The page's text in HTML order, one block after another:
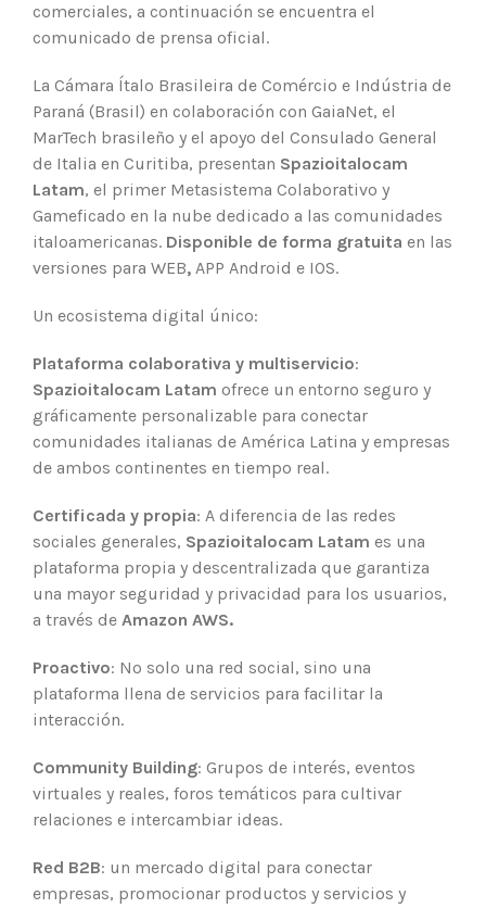
comerciales, a continuación se encuentra el
comunicado de prensa oficial.
La Cámara Ítalo Brasileira de Comércio e Indústria de
Paraná (Brasil) en colaboración con GaiaNet, el
MarTech brasileño y el apoyo del Consulado General
de Italia en Curitiba, presentan Spazioitalocam
Latam, el primer Metasistema Colaborativo y
Gameficado en la nube dedicado a las comunidades
italoamericanas. Disponible de forma gratuita en las
versiones para WEB, APP Android e IOS.
Un ecosistema digital único:
Plataforma colaborativa y multiservicio:
Spazioitalocam Latam ofrece un entorno seguro y
gráficamente personalizable para conectar
comunidades italianas de América Latina y empresas
de ambos continentes en tiempo real.
Certificada y propia: A diferencia de las redes
sociales generales, Spazioitalocam Latam es una
plataforma propia y descentralizada que garantiza
una mayor seguridad y privacidad para los usuarios,
a través de Amazon AWS.
Proactivo: No solo una red social, sino una
plataforma llena de servicios para facilitar la
interacción.
Community Building: Grupos de interés, eventos
virtuales y reales, foros temáticos para cultivar
relaciones e intercambiar ideas.
Red B2B: un mercado digital para conectar
empresas, promocionar productos y servicios y